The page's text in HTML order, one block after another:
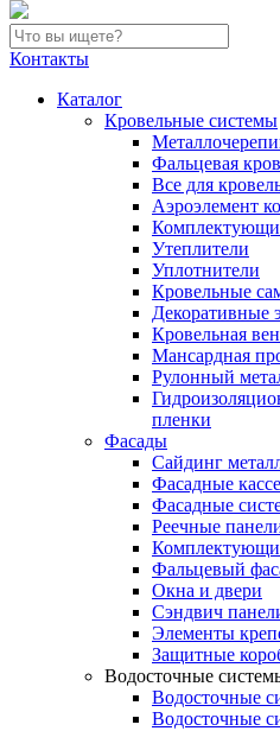
Контакты
Каталог
Кровельные системы
Фальцевая
Все для
Аэроэлемент
Утеплители
Уплотнители
Кровельные
Декоративные
Кровельная
Мансардная
Рулонный
пленки
Фасады
Сайдинг
Фасадные
Фасадные
Реечные
Фальцевый
Окна и двери
Сэндвич
Элементы
Защитные
Водосточные
Водосточные
Водосточные